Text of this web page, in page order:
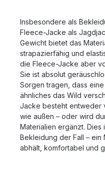
Insbesondere als
Fleece-Jacke als
Gewicht bietet das
strapazierfähig und
die Fleece-Jacke aber
Sie ist absolut
Sorgen tragen, dass
ähnliches das Wild
Jacke besteht entweder
wie außen – oder wird
Materialien ergänzt. Dies
Bekleidung der Fall – ein
abhält, komfortabel und